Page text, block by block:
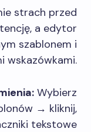
strach przed
a edytor
szablonem i
wskazówkami.
Wybierz
→ kliknij,
tekstowe